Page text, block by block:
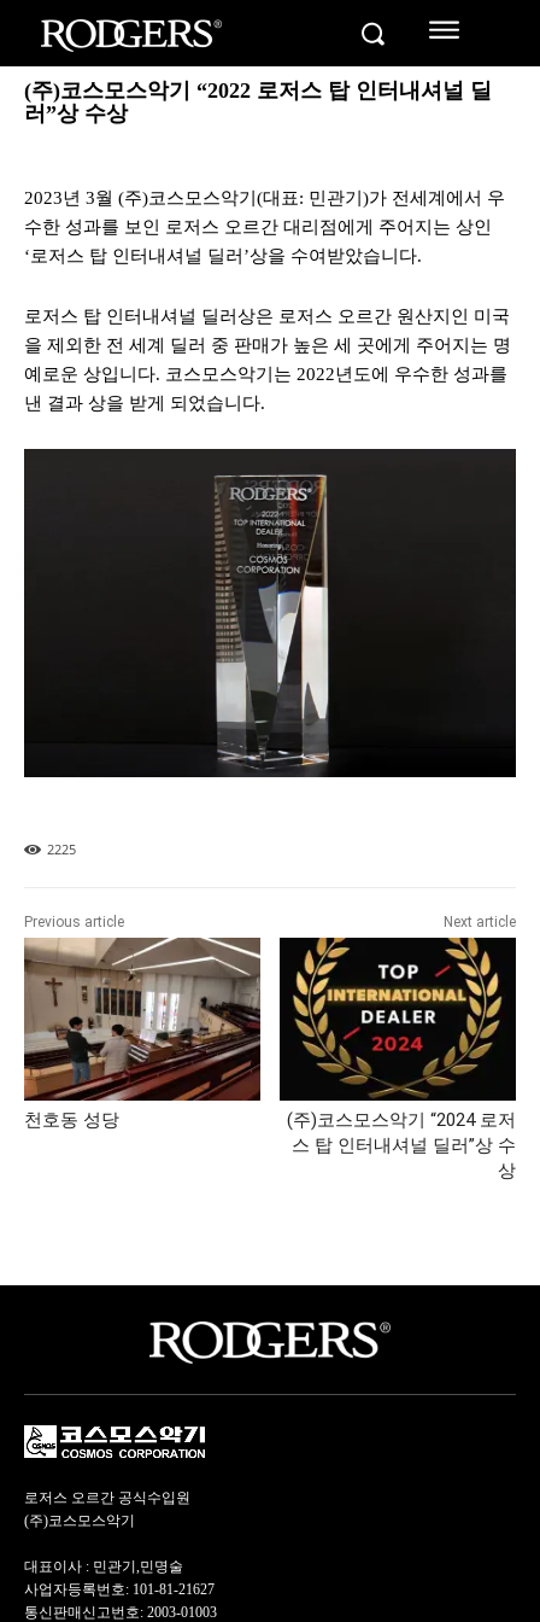
(주)코스모스악기 “2022 로저스 탑 인터내셔널 딜
러”상 수상
2023년 3월 (주)코스모스악기(대표: 민관기)가 전세계에서 우
수한 성과를 보인 로저스 오르간 대리점에게 주어지는 상인
‘로저스 탑 인터내셔널 딜러’상을 수여받았습니다.
로저스 탑 인터내셔널 딜러상은 로저스 오르간 원산지인 미국
을 제외한 전 세계 딜러 중 판매가 높은 세 곳에게 주어지는 명
예로운 상입니다. 코스모스악기는 2022년도에 우수한 성과를
낸 결과 상을 받게 되었습니다.
2225
Previous article
천호동 성당
Next article
(주)코스모스악기 “2024 로저
스 탑 인터내셔널 딜러”상 수
상
로저스 오르간 공식수입원
(주)코스모스악기
대표이사 : 민관기,민명술
사업자등록번호: 101-81-21627
통신판매신고번호: 2003-01003